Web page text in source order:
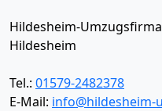
Hildesheim-
Hildesheim
Tel.: 01579-2482378
E-Mail: